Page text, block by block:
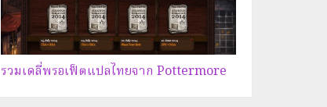
รวมเดลี่พรอเฟ็ตแปลไทยจาก Pottermore